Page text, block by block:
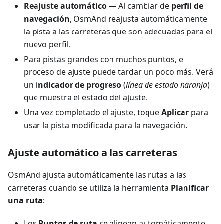
Reajuste automático— Al cambiar de perfil de
navegación, OsmAnd reajusta automáticamente
la pista a las carreteras que son adecuadas para el
nuevo perfil.
Para pistas grandes con muchos puntos, el
proceso de ajuste puede tardar un poco más. Verá
un indicador de progreso(línea de estado naranja)
que muestra el estado del ajuste.
Una vez completado el ajuste, toqueAplicar para
usar la pista modificada para la navegación.
Ajuste automático a las carreteras
OsmAnd ajusta automáticamente las rutas a las
carreteras cuando se utiliza la herramienta Planificar
una ruta: